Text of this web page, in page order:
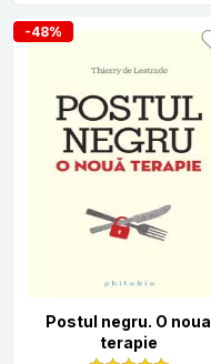
-48%
Postul negru. O noua
terapie